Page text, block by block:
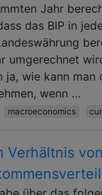
Jahr
das BIP in
umgerechnet
ja, wie kann man
wenn …
macroeconomics
Verhältnis von